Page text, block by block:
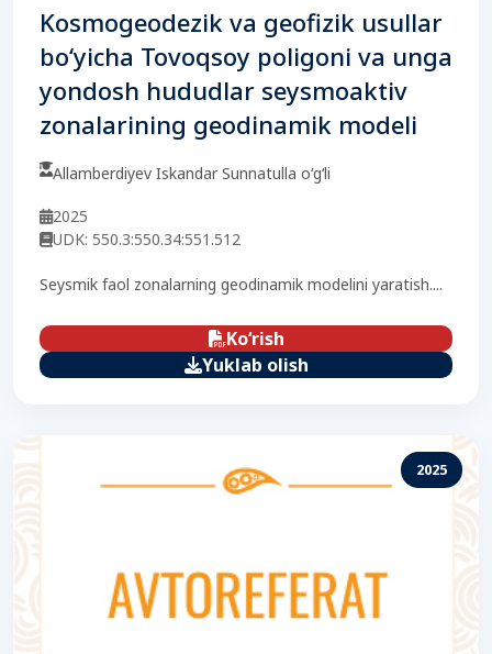
Kosmogeodezik va geofizik usullar
bo‘yicha Tovoqsoy poligoni va unga
yondosh hududlar seysmoaktiv
zonalarining geodinamik modeli
Allamberdiyev Iskandar Sunnatulla o‘g‘li
2025
UDK: 550.3:550.34:551.512
Seysmik faol zonalarning geodinamik modelini yaratish....
Ko‘rish
Yuklab olish
2025